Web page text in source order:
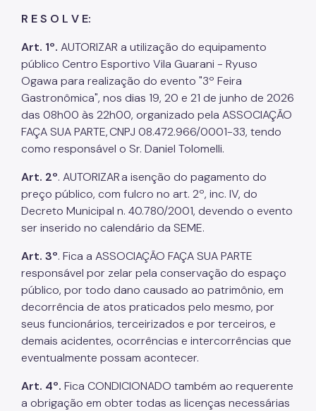
R E S O L V E:
Art. 1º. AUTORIZAR a utilização do equipamento
público Centro Esportivo Vila Guarani - Ryuso
Ogawa para realização do evento "3º Feira
Gastronômica", nos dias 19, 20 e 21 de junho de 2026
das 08h00 às 22h00, organizado pela ASSOCIAÇÃO
FAÇA SUA PARTE, CNPJ 08.472.966/0001-33, tendo
como responsável o Sr. Daniel Tolomelli.
Art. 2º. AUTORIZAR a isenção do pagamento do
preço público, com fulcro no art. 2º, inc. IV, do
Decreto Municipal n. 40.780/2001, devendo o evento
ser inserido no calendário da SEME.
Art. 3º. Fica a ASSOCIAÇÃO FAÇA SUA PARTE
responsável por zelar pela conservação do espaço
público, por todo dano causado ao patrimônio, em
decorrência de atos praticados pelo mesmo, por
seus funcionários, terceirizados e por terceiros, e
demais acidentes, ocorrências e intercorrências que
eventualmente possam acontecer.
Art. 4º. Fica CONDICIONADO também ao requerente
a obrigação em obter todas as licenças necessárias